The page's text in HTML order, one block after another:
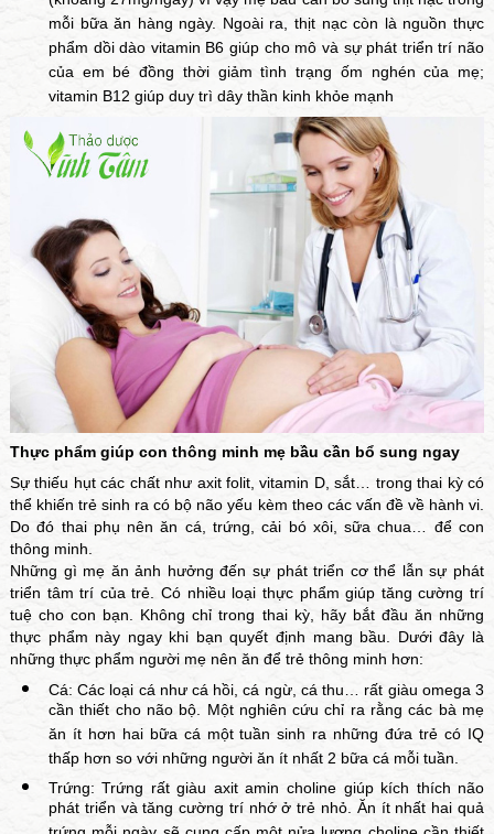
mỗi bữa ăn hàng ngày. Ngoài ra, thịt nạc còn là nguồn thực
phẩm dồi dào vitamin B6 giúp cho mô và sự phát triển trí não
của em bé đồng thời giảm tình trạng ốm nghén của mẹ;
vitamin B12 giúp duy trì dây thần kinh khỏe mạnh
Thực phẩm giúp con thông minh mẹ bầu cần bổ sung ngay
Sự thiếu hụt các chất như axit folit, vitamin D, sắt… trong thai kỳ có
thể khiến trẻ sinh ra có bộ não yếu kèm theo các vấn đề về hành vi.
Do đó thai phụ nên ăn cá, trứng, cải bó xôi, sữa chua… để con
thông minh.
Những gì mẹ ăn ảnh hưởng đến sự phát triển cơ thể lẫn sự phát
triển tâm trí của trẻ. Có nhiều loại thực phẩm giúp tăng cường trí
tuệ cho con bạn. Không chỉ trong thai kỳ, hãy bắt đầu ăn những
thực phẩm này ngay khi bạn quyết định mang bầu. Dưới đây là
những thực phẩm người mẹ nên ăn để trẻ thông minh hơn:
Cá: Các loại cá như cá hồi, cá ngừ, cá thu… rất giàu omega 3
cần thiết cho não bộ. Một nghiên cứu chỉ ra rằng các bà mẹ
ăn ít hơn hai bữa cá một tuần sinh ra những đứa trẻ có IQ
thấp hơn so với những người ăn ít nhất 2 bữa cá mỗi tuần.
Trứng: Trứng rất giàu axit amin choline giúp kích thích não
phát triển và tăng cường trí nhớ ở trẻ nhỏ. Ăn ít nhất hai quả